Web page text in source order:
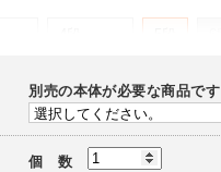
連結型
別売の本体が必要な商品です
個 数